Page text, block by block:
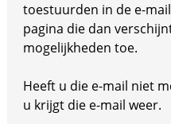
toestuurden in de e-
pagina die dan
mogelijkheden toe.
Heeft u die e-mail niet
u krijgt die e-mail weer.